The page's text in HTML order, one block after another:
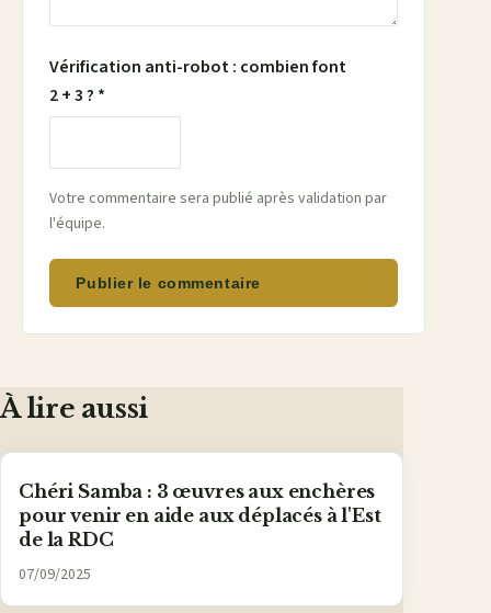
Vérification anti-robot : combien font
2 + 3 ? *
Votre commentaire sera publié après validation par
l'équipe.
Publier le commentaire
À lire aussi
Chéri Samba : 3 œuvres aux enchères
pour venir en aide aux déplacés à l'Est
de la RDC
07/09/2025